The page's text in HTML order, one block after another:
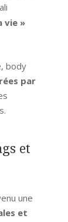
vie »
body
par
et
une
et